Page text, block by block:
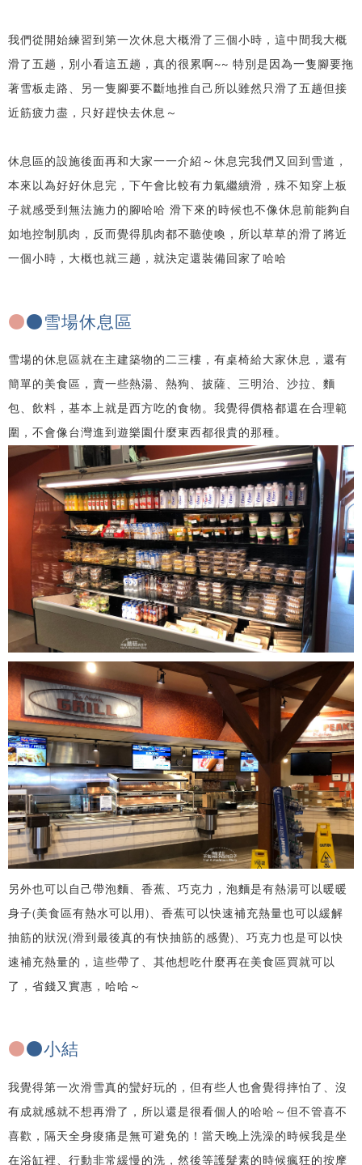
我們從開始練習到第一次休息大概滑了三個小時，這中間我大概
滑了五趟，別小看這五趟，真的很累啊~~ 特別是因為一隻腳要拖
著雪板走路、另一隻腳要不斷地推自己所以雖然只滑了五趟但接
近筋疲力盡，只好趕快去休息～
休息區的設施後面再和大家一一介紹～休息完我們又回到雪道，
本來以為好好休息完，下午會比較有力氣繼續滑，殊不知穿上板
子就感受到無法施力的腳哈哈 滑下來的時候也不像休息前能夠自
如地控制肌肉，反而覺得肌肉都不聽使喚，所以草草的滑了將近
一個小時，大概也就三趟，就決定還裝備回家了哈哈
●●雪場休息區
雪場的休息區就在主建築物的二三樓，有桌椅給大家休息，還有
簡單的美食區，賣一些熱湯、熱狗、披薩、三明治、沙拉、麵
包、飲料，基本上就是西方吃的食物。我覺得價格都還在合理範
圍，不會像台灣進到遊樂園什麼東西都很貴的那種。
另外也可以自己帶泡麵、香蕉、巧克力，泡麵是有熱湯可以暖暖
身子(美食區有熱水可以用)、香蕉可以快速補充熱量也可以緩解
抽筋的狀況(滑到最後真的有快抽筋的感覺)、巧克力也是可以快
速補充熱量的，這些帶了、其他想吃什麼再在美食區買就可以
了，省錢又實惠，哈哈～
●●小結
我覺得第一次滑雪真的蠻好玩的，但有些人也會覺得摔怕了、沒
有成就感就不想再滑了，所以還是很看個人的哈哈～但不管喜不
喜歡，隔天全身痠痛是無可避免的！當天晚上洗澡的時候我是坐
在浴缸裡、行動非常緩慢的洗，然後等護髮素的時候瘋狂的按摩